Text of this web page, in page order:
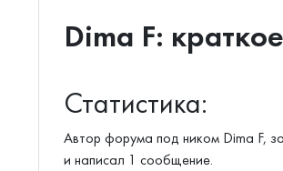
Dima F:
Статистика:
Автор форума под ником Dima F,
и написал 1 сообщение.